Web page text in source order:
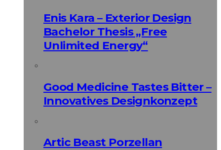
Enis Kara – Exterior Design
Bachelor Thesis „Free
Unlimited Energy“
Good Medicine Tastes Bitter –
Innovatives Designkonzept
Artic Beast Porzellan